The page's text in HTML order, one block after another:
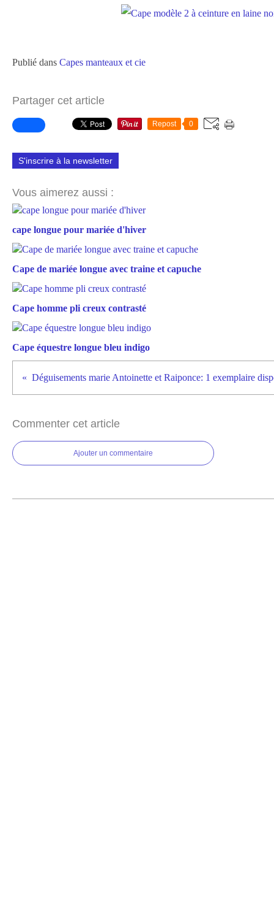
Publié dans Capes manteaux et cie
Partager cet article
Repost 0
S'inscrire à la newsletter
Vous aimerez aussi :
cape longue pour mariée d'hiver
Cape de mariée longue avec traine et capuche
Cape homme pli creux contrasté
Cape équestre longue bleu indigo
Commenter cet article
Ajouter un commentaire